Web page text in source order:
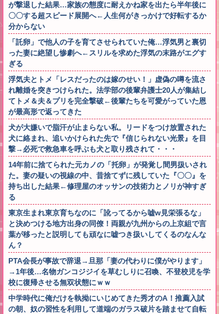
が撃退した結果…家族の態度に耐えかね家を出たら半年後に
〇〇する超スピード展開へ←人生何がきっかけで好転するか
分からない
「託卵」で他人の子を育てさせられていた俺…浮気男と裏切
った妻に絶望し惨劇へ←スリルを求めた浮気の末路がエグす
ぎる
浮気夫とトメ「レスだったのは嫁のせい！」虚偽の噂を流さ
れ離婚を突きつけられた。法学部の後輩弁護士20人が集結し
てトメ＆夫＆プリを完全撃破←後輩たちを可愛がっていた恩
が最高形で返ってきた
犬が大嫌いで脂汗が止まらない私。リードをつけ放置された
犬に絡まれ、追いかけられた先で『信じられない光景』を目
撃→必死で救急車を呼ぶも犬と取り残されて・・・
14年前に捨てられた元カノの「托卵」が発覚し間男扱いされ
た。妻の疑いの視線の中、昔捨てずに残していた『〇〇』を
持ち出した結果←修理屋のオッサンの技術力とノリが神すぎ
る
東京生まれ東京育ちなのに「訛ってるから嘘w見栄張るな」
と決めつける地方出身の同僚！両親が九州からの上京組で言
葉が移ったと説明しても頑なに嘘つき扱いしてくるのなんな
ん？
PTA会長が事故で辞退→旦那「妻の代わりに僕がやります」
→1年後…名物ガンコジジイを草むしりに召喚、不登校児を学
校に復帰させる無双状態にｗｗ
中学時代に俺だけを執拗にいじめてきた秀才のA！推薦入試
の朝、奴の習性を利用して道端のガラス破片を踏ませて自転